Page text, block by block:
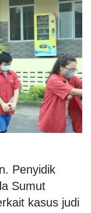
Penyidik
Sumut
kasus judi